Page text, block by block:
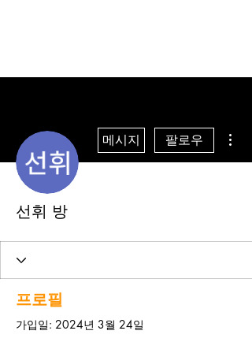
메시지 팔로우
선휘 방
프로필
가입일: 2024년 3월 24일